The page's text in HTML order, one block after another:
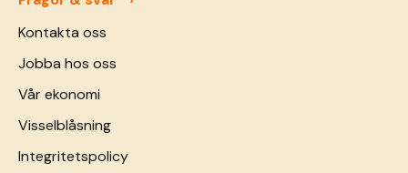
Kontakta oss
Jobba hos oss
Vår ekonomi
Visselblåsning
Integritetspolicy